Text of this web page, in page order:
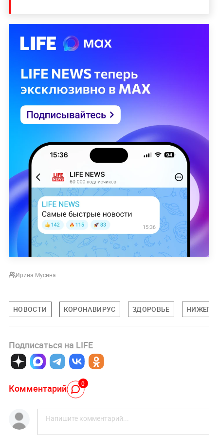
Ирина Мусина
НОВОСТИ КОРОНАВИРУС ЗДОРОВЬЕ
Подписаться на LIFE
Комментарий 0